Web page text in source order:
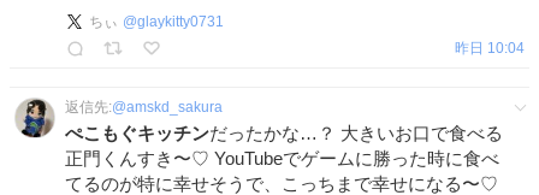
ちぃ @glaykitty0731
昨日 10:04
返信先:@amskd_sakura
ぺこもぐキッチンだったかな…？ 大きいお口で食べる
正門くんすき〜♡ YouTubeでゲームに勝った時に食べ
てるのが特に幸せそうで、こっちまで幸せになる〜♡